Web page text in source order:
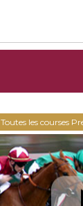
Toutes les courses